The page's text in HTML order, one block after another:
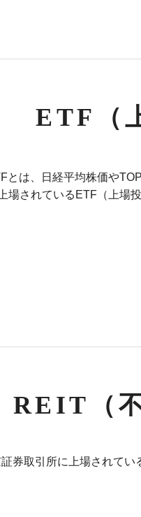
ETF （
とは、日経平均株価や
場されているETF（上場
REIT （
券取引所に上場されてい